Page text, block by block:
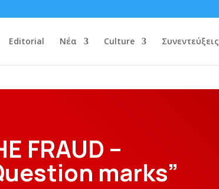
Editorial Νέα Culture Συνεντεύξεις
FRAUD –
marks”